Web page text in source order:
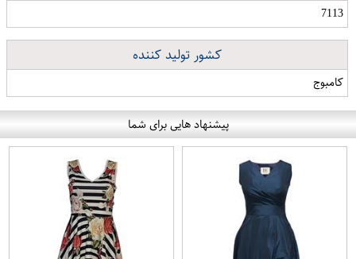
7113
کشور تولید کننده
کامبوج
پیشنهاد هایی برای شما